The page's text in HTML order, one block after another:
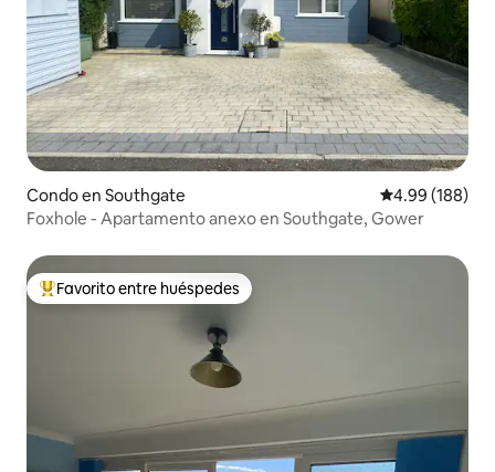
Condo en Southgate Calificación
4.99 (188)
Foxhole - Apartamento anexo en Southgate, Gower
Favorito entre huéspedes preferido
Favorito entre huéspedes